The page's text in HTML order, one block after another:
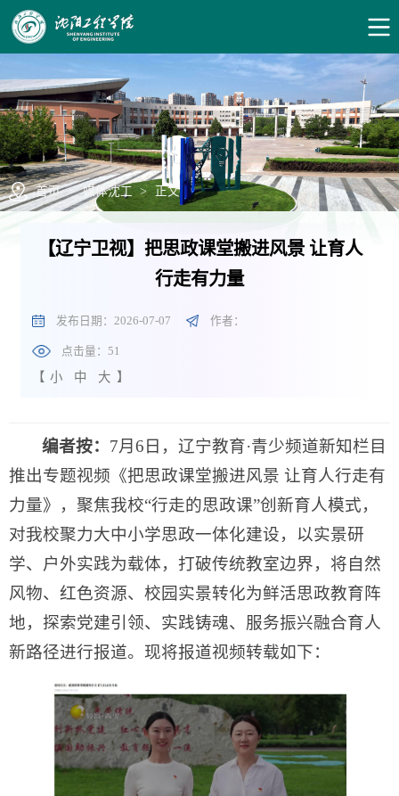
首页 > 媒体沈工 > 正文
【辽宁卫视】把思政课堂搬进风景 让育人
行走有力量
发布日期：2026-07-07 作者：
点击量：51
【 小 中 大 】
编者按： 7月6日，辽宁教育·青少频道新知栏目
推出专题视频《把思政课堂搬进风景 让育人行走有
力量》，聚焦我校“行走的思政课”创新育人模式，
对我校聚力大中小学思政一体化建设，以实景研
学、户外实践为载体，打破传统教室边界，将自然
风物、红色资源、校园实景转化为鲜活思政教育阵
地，探索党建引领、实践铸魂、服务振兴融合育人
新路径进行报道。现将报道视频转载如下：